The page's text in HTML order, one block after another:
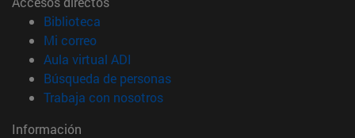
Biblioteca
Mi correo(abre en nueva ventana)
Aula virtual ADI
Búsqueda de personas(abre en nueva ventana)
Trabaja con nosotros(abre en nueva ventana)
Información